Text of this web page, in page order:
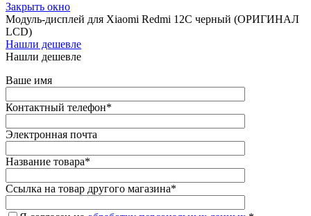
Закрыть окно
Модуль-дисплей для Xiaomi Redmi 12C черный (ОРИГИНАЛ
LCD)
Нашли дешевле
Нашли дешевле
Ваше имя
Контактный телефон*
Электронная почта
Название товара*
Ссылка на товар другого магазина*